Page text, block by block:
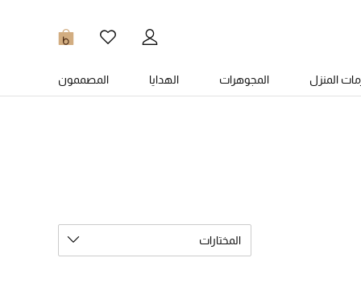
0
المنزل المجوهرات الهدايا المصممون
المختارات